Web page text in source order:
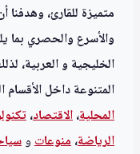
متميزة للقارئ، وهدفنا
والأسرع والحصري بما
الخليجية و العربية،
المتنوعة داخل الأقسام
المحلية،الاقتصاد،
الرياضة،منوعاتو